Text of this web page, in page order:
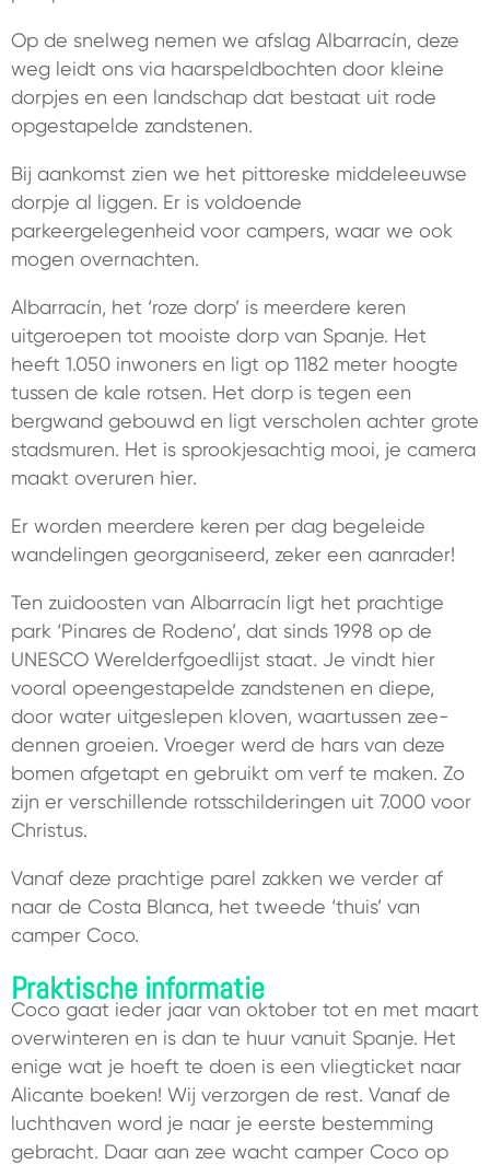
Op de snelweg nemen we afslag Albarracín, deze
weg leidt ons via haarspeldbochten door kleine
dorpjes en een landschap dat bestaat uit rode
opgestapelde zandstenen.
Bij aankomst zien we het pittoreske middeleeuwse
dorpje al liggen. Er is voldoende
parkeergelegenheid voor campers, waar we ook
mogen overnachten.
Albarracín, het ‘roze dorp’ is meerdere keren
uitgeroepen tot mooiste dorp van Spanje. Het
heeft 1.050 inwoners en ligt op 1182 meter hoogte
tussen de kale rotsen. Het dorp is tegen een
bergwand gebouwd en ligt verscholen achter grote
stadsmuren. Het is sprookjesachtig mooi, je camera
maakt overuren hier.
Er worden meerdere keren per dag begeleide
wandelingen georganiseerd, zeker een aanrader!
Ten zuidoosten van Albarracín ligt het prachtige
park ‘Pinares de Rodeno’, dat sinds 1998 op de
UNESCO Werelderfgoedlijst staat. Je vindt hier
vooral opeengestapelde zandstenen en diepe,
door water uitgeslepen kloven, waartussen zee-
dennen groeien. Vroeger werd de hars van deze
bomen afgetapt en gebruikt om verf te maken. Zo
zijn er verschillende rotsschilderingen uit 7.000 voor
Christus.
Vanaf deze prachtige parel zakken we verder af
naar de Costa Blanca, het tweede ‘thuis’ van
camper Coco.
Praktische informatie
Coco gaat ieder jaar van oktober tot en met maart
overwinteren en is dan te huur vanuit Spanje. Het
enige wat je hoeft te doen is een vliegticket naar
Alicante boeken! Wij verzorgen de rest. Vanaf de
luchthaven word je naar je eerste bestemming
gebracht. Daar aan zee wacht camper Coco op